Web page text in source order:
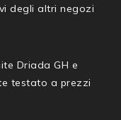
degli altri negozi
Driada GH e
testato a prezzi